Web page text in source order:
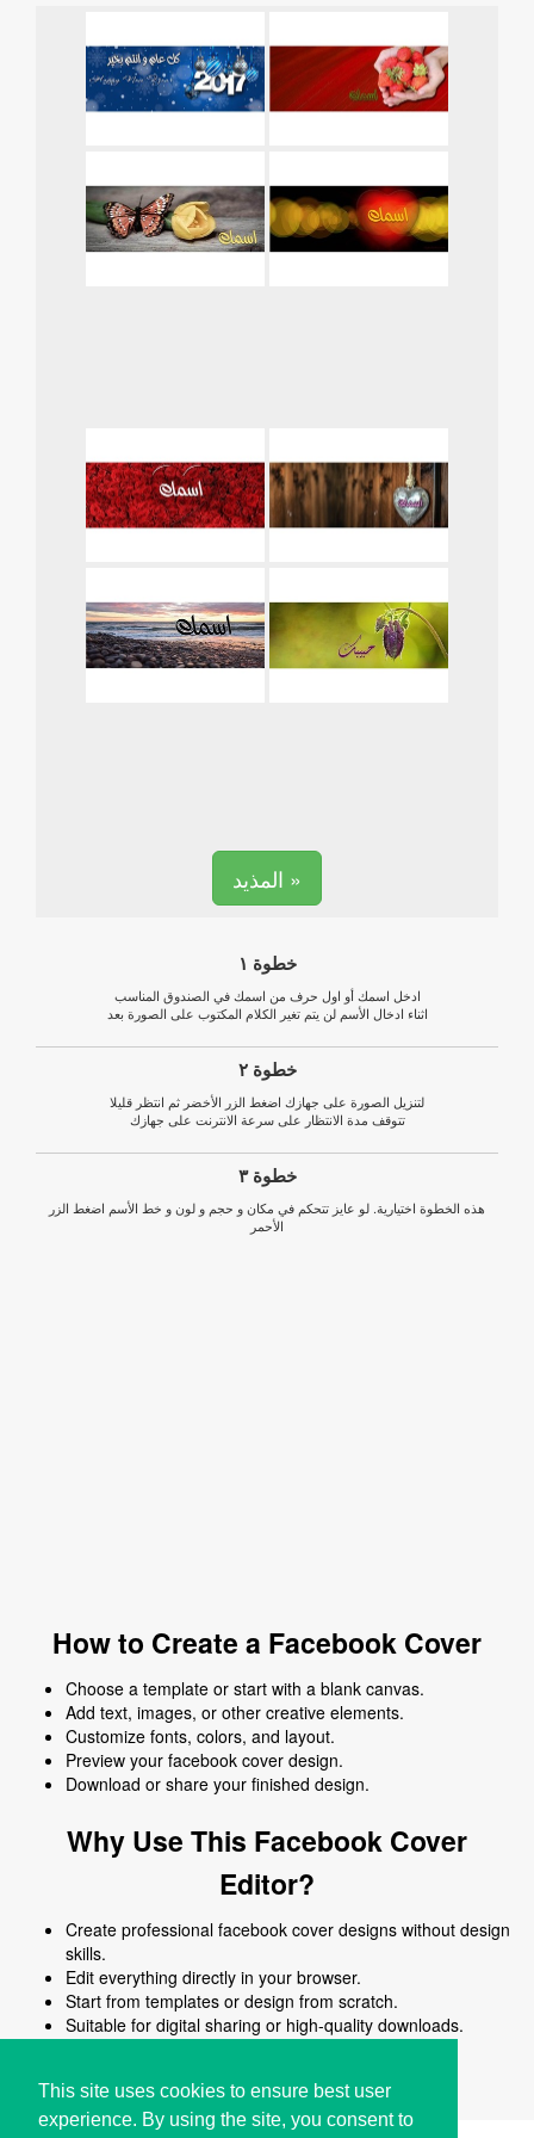
This site uses cookies to ensure best user
experience. By using the site, you consent to
المذيد »
خطوة ١
ادخل اسمك أو اول حرف من اسمك في الصندوق المناسب
اثناء ادخال الأسم لن يتم تغير الكلام المكتوب على الصورة بعد
خطوة ٢
لتنزيل الصورة على جهازك اضغط الزر الأخضر ثم انتظر قليلا
تتوقف مدة الانتظار على سرعة الانترنت على جهازك
خطوة ٣
هذه الخطوة اختيارية. لو عايز تتحكم في مكان و حجم و لون و خط الأسم اضغط الزر
الأحمر
How to Create a Facebook Cover
Choose a template or start with a blank canvas.
Add text, images, or other creative elements.
Customize fonts, colors, and layout.
Preview your facebook cover design.
Download or share your finished design.
Why Use This Facebook Cover
Editor?
Create professional facebook cover designs without design
skills.
Edit everything directly in your browser.
Start from templates or design from scratch.
Suitable for digital sharing or high-quality downloads.